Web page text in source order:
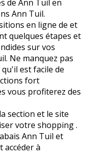
de Ann Tuil en
Ann Tuil.
en ligne de et
quelques étapes et
sur vos
Ne manquez pas
est facile de
fort
vous profiterez des
section et le site
votre shopping .
Ann Tuil et
accéder à